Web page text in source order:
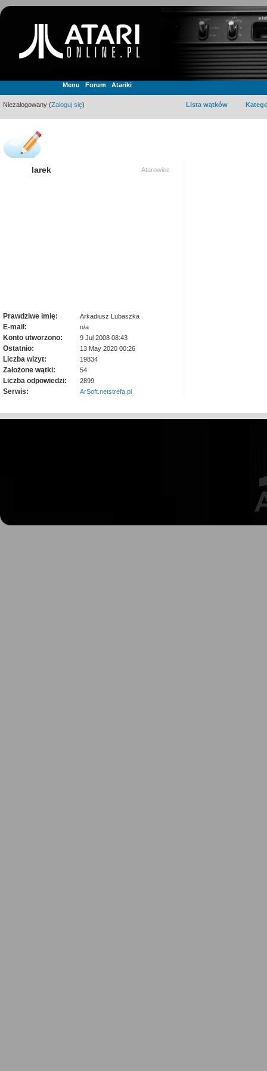
Menu Forum Atariki
Niezalogowany (Zaloguj się) Lista wątków
larek Atarowiec
Prawdziwe imię: Arkadiusz Lubaszka
E-mail: n/a
Konto utworzono: 9 Jul 2008 08:43
Ostatnio: 13 May 2020 00:26
Liczba wizyt: 19834
Założone wątki: 54
Liczba odpowiedzi: 2899
Serwis: ArSoft.netstrefa.pl